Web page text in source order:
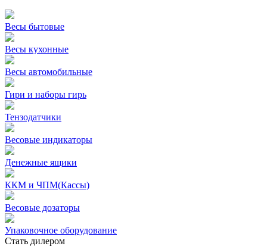
Весы бытовые
Весы кухонные
Весы автомобильные
Гири и наборы гирь
Тензодатчики
Весовые индикаторы
Денежные ящики
ККМ и ЧПМ(Кассы)
Весовые дозаторы
Упаковочное оборудование
Стать дилером